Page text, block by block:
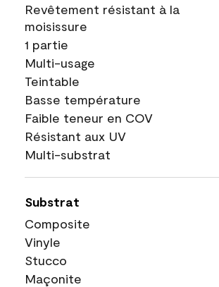
Revêtement résistant à la
moisissure
1 partie
Multi-usage
Teintable
Basse température
Faible teneur en COV
Résistant aux UV
Multi-substrat
Substrat
Composite
Vinyle
Stucco
Maçonite